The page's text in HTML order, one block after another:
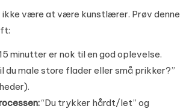
ikke være at være kunstlærer. Prøv denne
minutter er nok til en god oplevelse.
du male store flader eller små prikker?”
“Du trykker hårdt/let” og